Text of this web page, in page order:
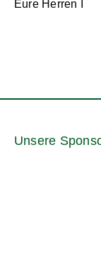
Eure Herren I
Unsere